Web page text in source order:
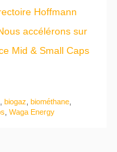
Hoffmann
accélérons sur
Mid & Small Caps
biogaz biométhane
Waga Energy